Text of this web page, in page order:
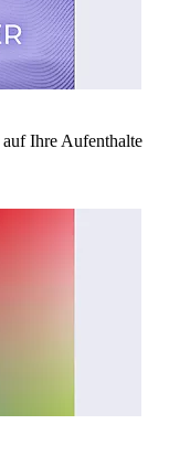
auf Ihre Aufenthalte